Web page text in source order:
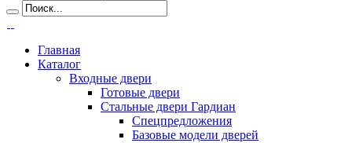
Главная
Каталог
Входные двери
Готовые двери
Стальные двери Гардиан
Спецпредложения
Базовые модели дверей